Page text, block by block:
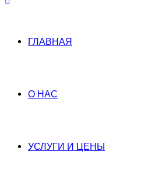
ГЛАВНАЯ
О НАС
УСЛУГИ И ЦЕНЫ